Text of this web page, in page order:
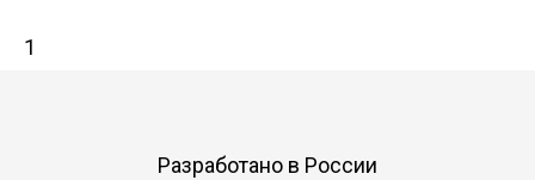
1
Разработано в России